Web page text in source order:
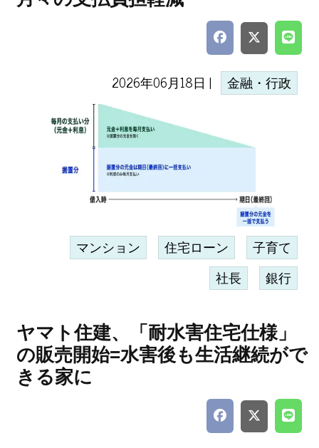
2026年06月18日 | 金融・行政
マンション 住宅ローン 子育て
社長 銀行
ヤマト住建、「耐水害住宅仕様」
の販売開始=水害後も生活継続がで
きる家に